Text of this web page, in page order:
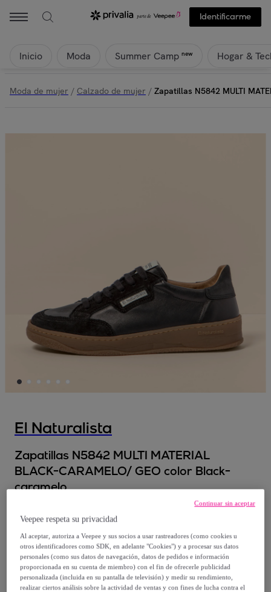
Identificarme
Inicio Moda Summer Camp new Hogar &
Moda de mujer / Calzado de mujer / Zapatillas N5842 MULTI
El Naturalista
Zapatillas N5842 MULTI MATERIAL
BLACK-CARAMELO/ GEO color Black-
caramelo
52,50 €
105,00 €
-50%
Guía de tallas
Veepee respeta su privacidad
Al aceptar, autoriza a Veepee y sus socios a usar rastreadores (como cookies u
otros identificadores como SDK, en adelante "Cookies") y a procesar sus datos
personales (como sus datos de navegación, datos de pedidos e información
proporcionada en su cuenta de miembro) con el fin de ofrecerle publicidad
personalizada (incluida en su pantalla de televisión) y medir su rendimiento,
realizar ciertos análisis sobre la actividad de ventas y con fines de lucha contra el
Continuar sin aceptar